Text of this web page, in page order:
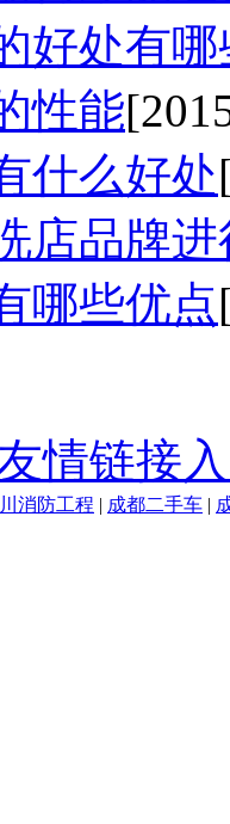
好处有哪
性能
什么好处
店品牌进
哪些优点
情链接
消防工程 | 成都二手车 |